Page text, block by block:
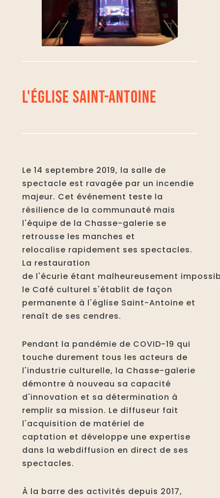
L'ÉGLISE SAINT-ANTOINE
Le 14 septembre 2019, la salle de
spectacle est ravagée par un incendie
majeur. Cet événement teste la
résilience de la communauté mais
l'équipe de la Chasse-galerie se
retrousse les manches et
relocalise rapidement ses spectacles.
La restauration
de l'écurie étant malheureusement
le Café culturel s'établit de façon
permanente à l'église Saint-Antoine et
renaît de ses cendres.
Pendant la pandémie de COVID-19 qui
touche durement tous les acteurs de
l'industrie culturelle, la Chasse-galerie
démontre à nouveau sa capacité
d'innovation et sa détermination à
remplir sa mission. Le diffuseur fait
l'acquisition de matériel de
captation et développe une expertise
dans la webdiffusion en direct de ses
spectacles.
À la barre des activités depuis 2017,